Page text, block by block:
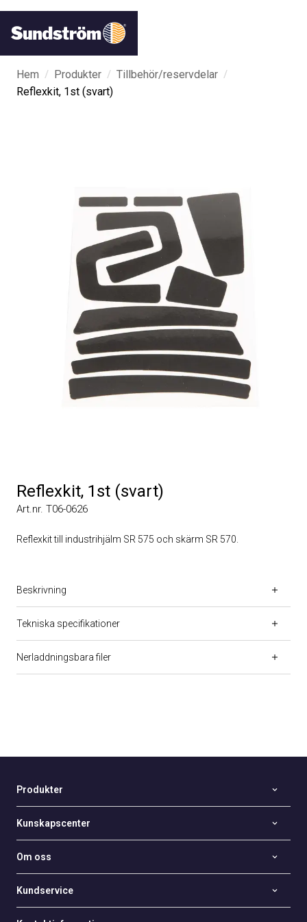
Hem / Produkter / Tillbehör/reservdelar /
Reflexkit, 1st (svart)
Reflexkit, 1st (svart)
Art.nr. T06-0626
Reflexkit till industrihjälm SR 575 och skärm SR 570.
Beskrivning
Tekniska specifikationer
Nerladdningsbara filer
Produkter
Kunskapscenter
Om oss
Kundservice